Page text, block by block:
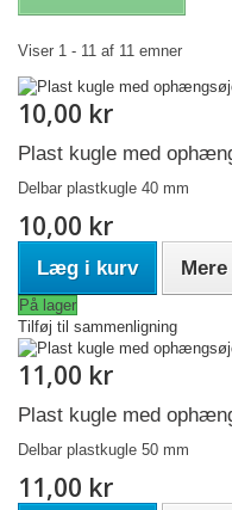
Viser 1 - 11 af 11 emner
10,00 kr
Plast kugle med
Delbar plastkugle 40 mm
10,00 kr
Læg i kurv Mere
På lager
Tilføj til sammenligning
11,00 kr
Plast kugle med
Delbar plastkugle 50 mm
11,00 kr